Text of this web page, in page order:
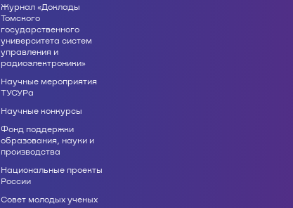
Журнал «Доклады
Томского
государственного
университета систем
управления и
радиоэлектроники»
Научные мероприятия
ТУСУРа
Научные конкурсы
Фонд поддержки
образования, науки и
производства
Национальные проекты
России
Совет молодых ученых